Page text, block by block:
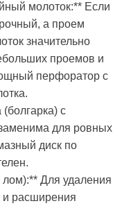
молоток:** Если
а проем
значительно
проемов и
перфоратор с
с
для ровных
диск по
лом):** Для удаления
и расширения